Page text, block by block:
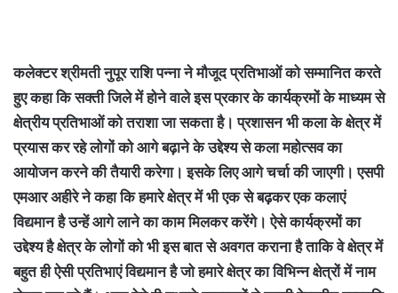
कलेक्टर श्रीमती नुपूर राशि पन्ना ने मौजूद प्रतिभाओं को सम्मानित करते
हुए कहा कि सक्ती जिले में होने वाले इस प्रकार के कार्यक्रमों के माध्यम से
क्षेत्रीय प्रतिभाओं को तराशा जा सकता है। प्रशासन भी कला के क्षेत्र में
प्रयास कर रहे लोगों को आगे बढ़ाने के उद्देश्य से कला महोत्सव का
आयोजन करने की तैयारी करेगा। इसके लिए आगे चर्चा की जाएगी। एसपी
एमआर अहीरे ने कहा कि हमारे क्षेत्र में भी एक से बढ़कर एक कलाएं
विद्यमान है उन्हें आगे लाने का काम मिलकर करेंगे। ऐसे कार्यक्रमों का
उद्देश्य है क्षेत्र के लोगों को भी इस बात से अवगत कराना है ताकि वे क्षेत्र में
बहुत ही ऐसी प्रतिभाएं विद्यमान है जो हमारे क्षेत्र का विभिन्न क्षेत्रों में नाम